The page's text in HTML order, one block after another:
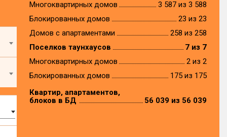
Многоквартирных домов
3 587 из 3 588
Блокированных домов
23 из 23
Домов с апартаментами
258 из 258
Поселков таунхаусов
7 из 7
Многоквартирных домов
2 из 2
Блокированных домов
175 из 175
Квартир, апартаментов,
блоков в БД
56 039 из 56 039